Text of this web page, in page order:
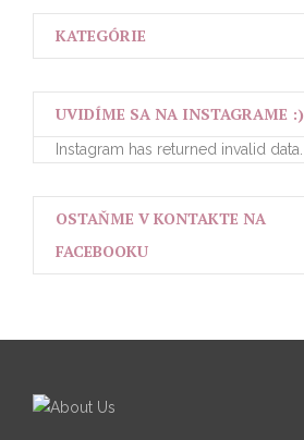
KATEGÓRIE
UVIDÍME SA NA INSTAGRAME :)
Instagram has returned invalid data.
OSTAŇME V KONTAKTE NA
FACEBOOKU